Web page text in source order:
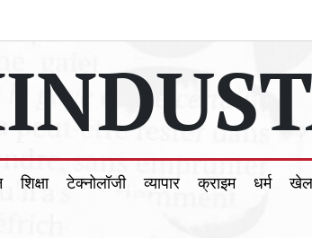
शिक्षा टेक्नोलॉजी व्यापार क्राइम धर्म खेल